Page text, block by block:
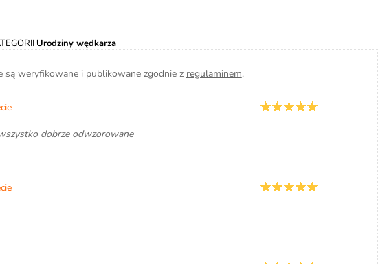
Urodziny wędkarza
weryfikowane i publikowane zgodnie z regulaminem.
dobrze odwzorowane